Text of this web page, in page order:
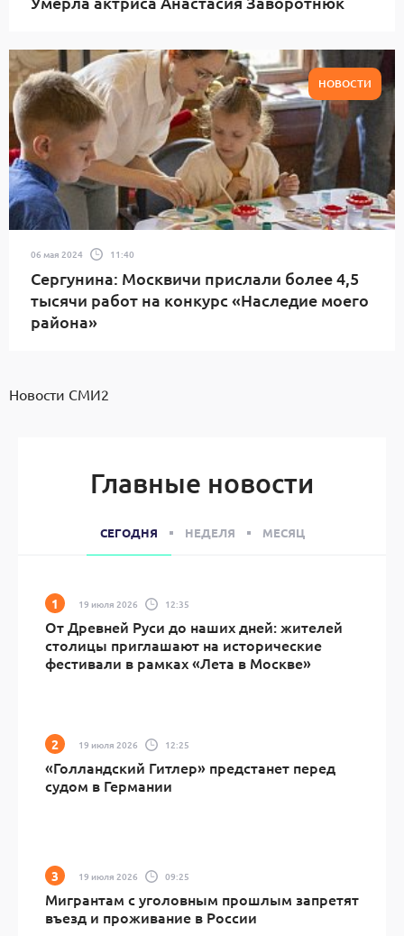
НОВОСТИ
06 мая 2024 11:40
Сергунина: Москвичи прислали более 4,5
тысячи работ на конкурс «Наследие моего
района»
Новости СМИ2
Главные новости
СЕГОДНЯ НЕДЕЛЯ МЕСЯЦ
19 июля 2026 12:35
От Древней Руси до наших дней: жителей
столицы приглашают на исторические
фестивали в рамках «Лета в Москве»
19 июля 2026 12:25
«Голландский Гитлер» предстанет перед
судом в Германии
19 июля 2026 09:25
Мигрантам с уголовным прошлым запретят
въезд и проживание в России